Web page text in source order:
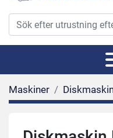
Maskiner